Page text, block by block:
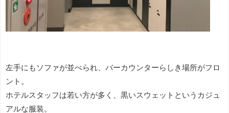
左手にもソファが並べられ、バーカウンターらしき場所がフロ
ント。
ホテルスタッフは若い方が多く、黒いスウェットというカジュ
アルな服装。